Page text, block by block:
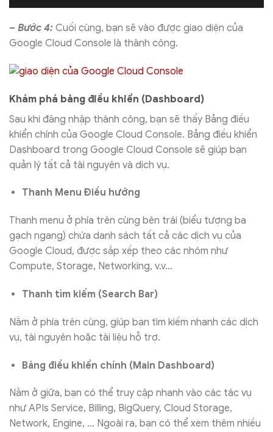
– Bước 4: Cuối cùng, bạn sẽ vào được giao diện của
Google Cloud Console là thành công.
Khám phá bảng điều khiển (Dashboard)
Sau khi đăng nhập thành công, bạn sẽ thấy Bảng điều
khiển chính của Google Cloud Console. Bảng điều khiển
Dashboard trong Google Cloud Console sẽ giúp bạn
quản lý tất cả tài nguyên và dịch vụ.
Thanh Menu Điều hướng
Thanh menu ở phía trên cùng bên trái (biểu tượng ba
gạch ngang) chứa danh sách tất cả các dịch vụ của
Google Cloud, được sắp xếp theo các nhóm như
Compute, Storage, Networking, v.v…
Thanh tìm kiếm (Search Bar)
Nằm ở phía trên cùng, giúp bạn tìm kiếm nhanh các dịch
vụ, tài nguyên hoặc tài liệu hỗ trợ.
Bảng điều khiển chính (Main Dashboard)
Nằm ở giữa, bạn có thể truy cập nhanh vào các tác vụ
như APIs Service, Billing, BigQuery, Cloud Storage,
Network, Engine, … Ngoài ra, bạn có thể xem thêm nhiều